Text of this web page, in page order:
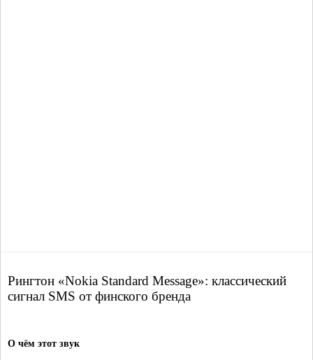
Рингтон «Nokia Standard Message»: классический
сигнал SMS от финского бренда
О чём этот звук